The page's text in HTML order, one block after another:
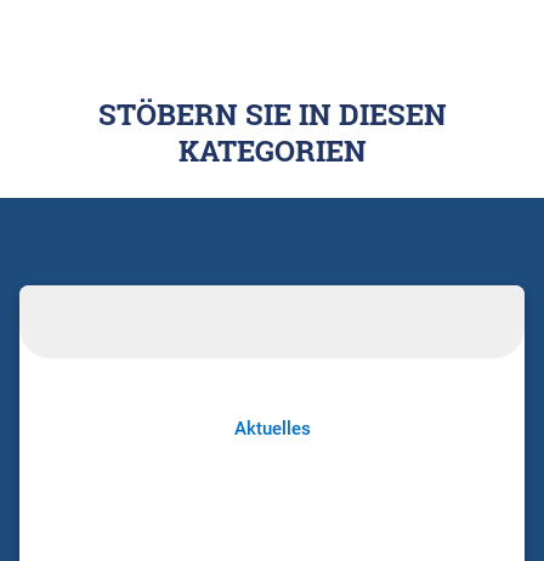
STÖBERN SIE IN DIESEN
KATEGORIEN
Aktuelles